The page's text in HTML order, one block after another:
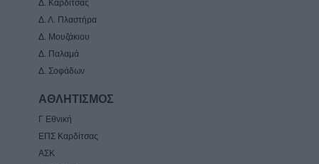
Δ. Καρδίτσας
Δ. Λ. Πλαστήρα
Δ. Μουζάκιου
Δ. Παλαμά
Δ. Σοφάδων
ΑΘΛΗΤΙΣΜΟΣ
Γ Εθνική
ΕΠΣ Καρδίτσας
ΑΣΚ